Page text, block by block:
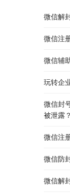
微信解
微信注
微信辅
玩转企
微信封
被泄露？
微信注
微信防
微信解